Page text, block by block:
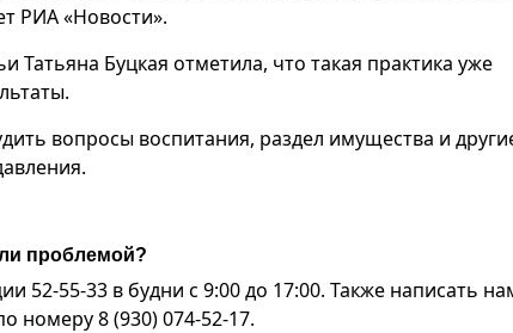
РИА «Новости».
Буцкая отметила, что такая практика уже
вопросы воспитания, раздел имущества и
проблемой?
52-55-33 в будни с 9:00 до 17:00. Также написать
номеру 8 (930) 074-52-17.